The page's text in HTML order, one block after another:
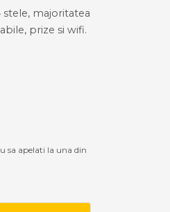
stele, majoritatea
prize si wifi.
sa apelati la una din